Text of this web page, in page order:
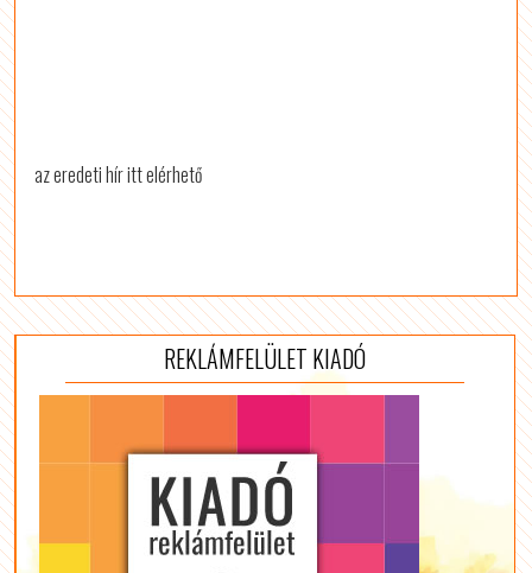
az eredeti hír itt elérhető
REKLÁMFELÜLET KIADÓ